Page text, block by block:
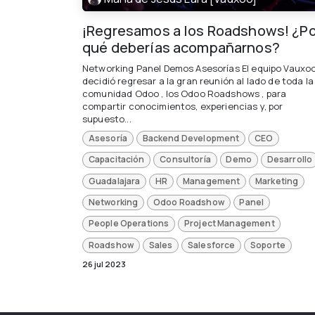
¡Regresamos a los Roadshows!
qué deberías acompañarnos?
Networking Panel Demos Asesorías El equipo
decidió regresar a la gran reunión al lado de toda la
comunidad Odoo , los Odoo Roadshows , para
compartir conocimientos, experiencias y, por
supuesto...
Asesoría Backend Development
CEO
Capacitación
Consultoría Demo
Desarrollo
Guadalajara
HR Management
Marketing
Networking
Odoo Roadshow
Panel
People Operations
Project Management
Roadshow
Sales Salesforce Soporte
26 jul 2023